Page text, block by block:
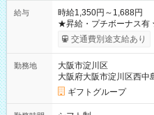
給与
時給1,350円～1,688円
★昇給・プチボーナス有 ★前払い
用期間なし
交通費別途支給あり
勤務地
大阪市淀川区
大阪府大阪市淀川区西中
ギフトグループ